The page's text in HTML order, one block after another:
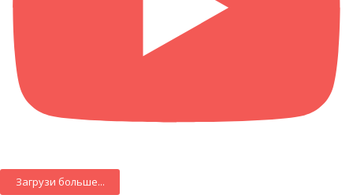
Загрузи больше...